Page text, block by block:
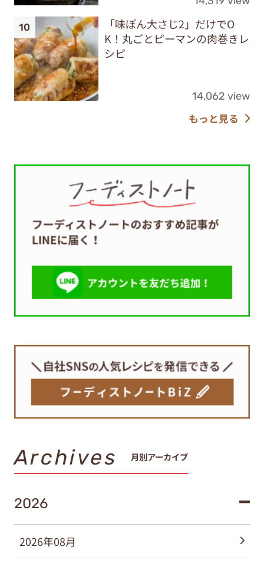
「味ぽん大さじ2」だけでO
K！丸ごとピーマンの肉巻きレ
シピ
14,062 view
もっと見る
Archives 月別アーカイブ
2026
2026年08月